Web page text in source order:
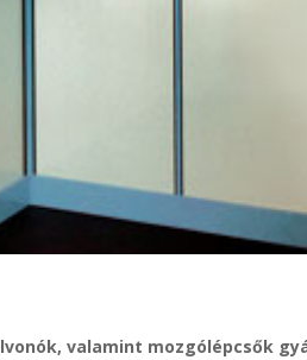
valamint mozgólépcsők